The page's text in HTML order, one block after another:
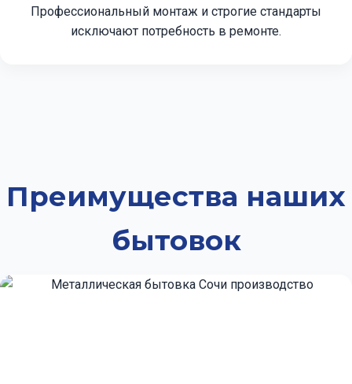
Профессиональный монтаж и строгие стандарты
исключают потребность в ремонте.
Преимущества наших
бытовок